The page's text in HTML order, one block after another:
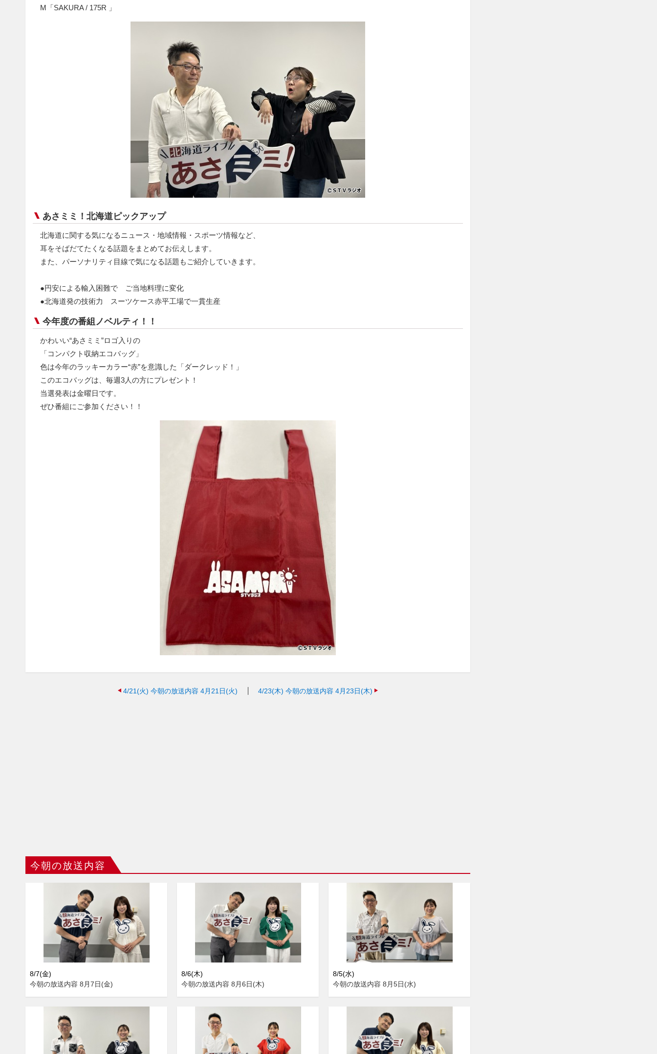
M「SAKURA / 175R 」
あさミミ！北海道ピックアップ
北海道に関する気になるニュース・地域情報・スポーツ情報など、
耳をそばだてたくなる話題をまとめてお伝えします。
また、パーソナリティ目線で気になる話題もご紹介していきます。
●円安による輸入困難で ご当地料理に変化
●北海道発の技術力 スーツケース赤平工場で一貫生産
今年度の番組ノベルティ！！
かわいい“あさミミ”ロゴ入りの
「コンパクト収納エコバッグ」
色は今年のラッキーカラー“赤”を意識した「ダークレッド！」
このエコバッグは、毎週3人の方にプレゼント！
当選発表は金曜日です。
ぜひ番組にご参加ください！！
4/21(火) 今朝の放送内容 4月21日(火) 4/23(木) 今朝の放送内容 4月23日(木)
今朝の放送内容
8/7(金)
今朝の放送内容 8月7日(金)
8/6(木)
今朝の放送内容 8月6日(木)
8/5(水)
今朝の放送内容 8月5日(水)